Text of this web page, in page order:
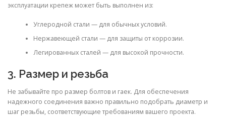
эксплуатации крепеж может быть выполнен из:
Углеродной стали — для обычных условий.
Нержавеющей стали — для защиты от коррозии.
Легированных сталей — для высокой прочности.
3. Размер и резьба
Не забывайте про размер болтов и гаек. Для обеспечения
надежного соединения важно правильно подобрать диаметр и
шаг резьбы, соответствующие требованиям вашего проекта.